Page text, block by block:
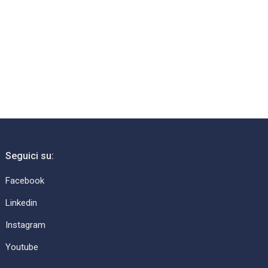
Seguici su:
Facebook
Linkedin
Instagram
Youtube